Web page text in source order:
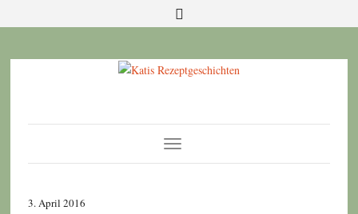
Toggle
Navigation
3. April 2016